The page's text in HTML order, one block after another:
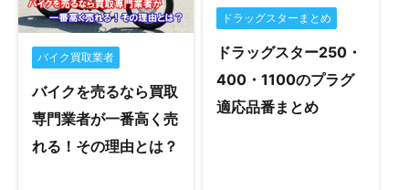
バイク買取業者
バイクを売るなら買取
専門業者が一番高く売
れる！その理由とは？
ドラッグスターまとめ
ドラッグスター250・
400・1100のプラグ
適応品番まとめ